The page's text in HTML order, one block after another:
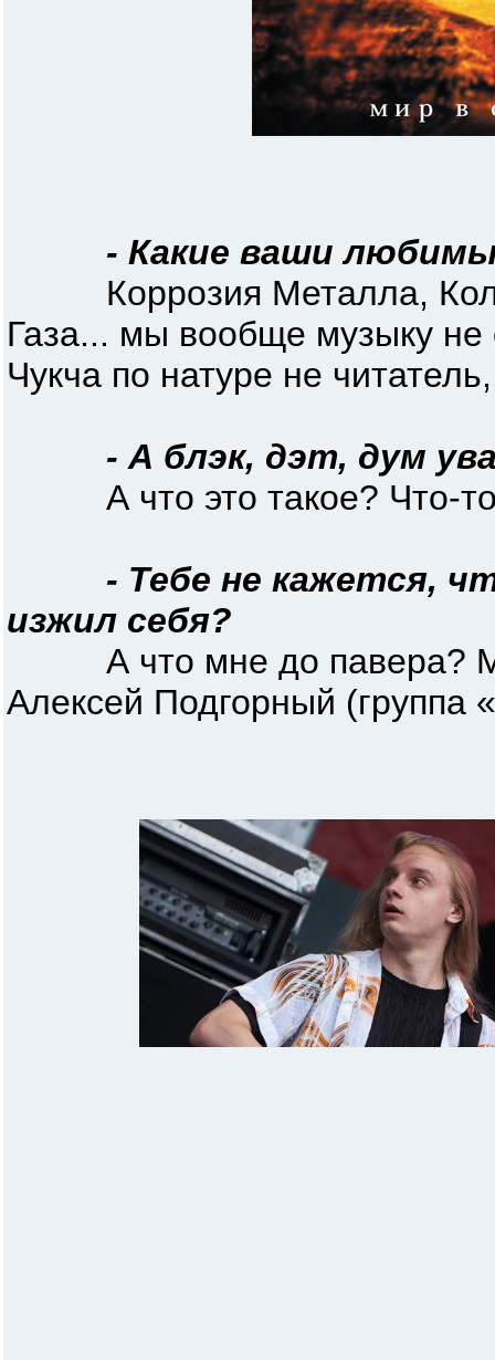
- Какие ваши
Коррозия Металла,
Газа... мы вообще музыку
Чукча по натуре не
- А блэк, дэт, дум
А что это такое? Что-то
- Тебе не кажется,
изжил себя?
А что мне до павера?
Алексей Подгорный (группа